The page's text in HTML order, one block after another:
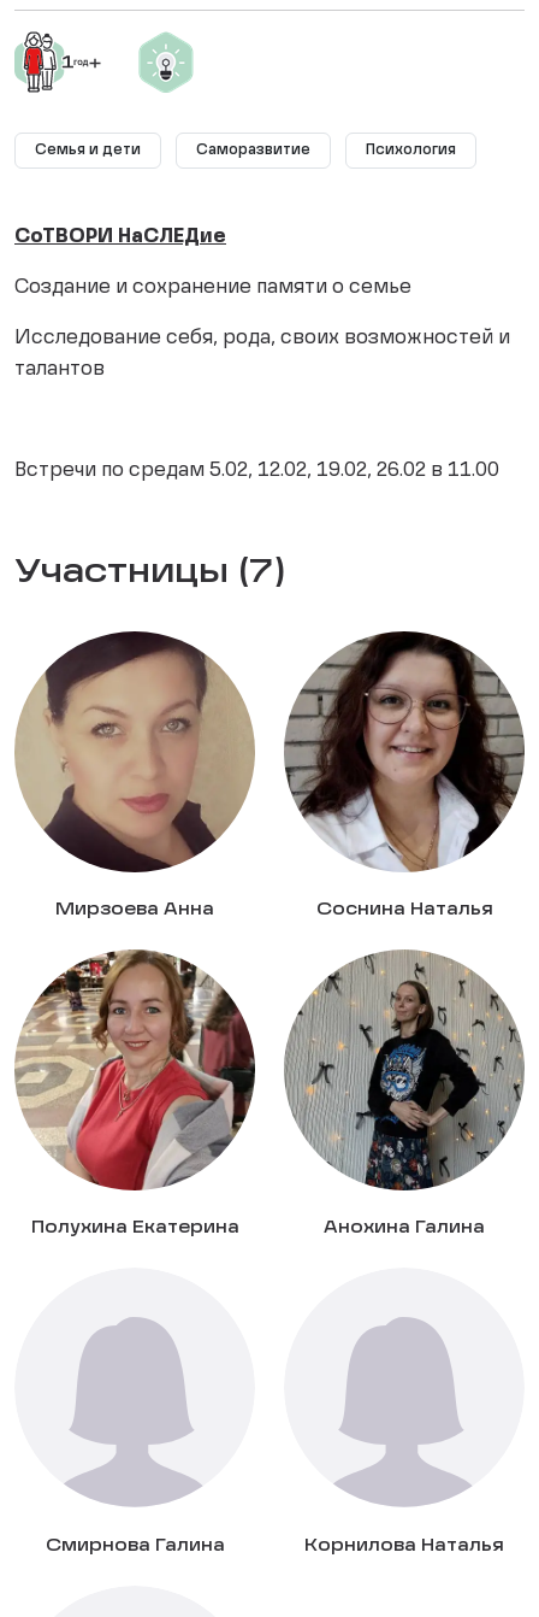
Семья и дети Саморазвитие Психология
СоТВОРИ НаСЛЕДие
Создание и сохранение памяти о семье
Исследование себя, рода, своих возможностей и
талантов
Встречи по средам 5.02, 12.02, 19.02, 26.02 в 11.00
Участницы (7)
Мирзоева Анна Соснина Наталья
Полухина Екатерина Анохина Галина
Смирнова Галина Корнилова Наталья